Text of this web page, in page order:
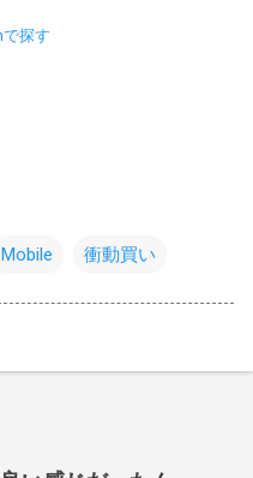
探す
Mobile 衝動買い